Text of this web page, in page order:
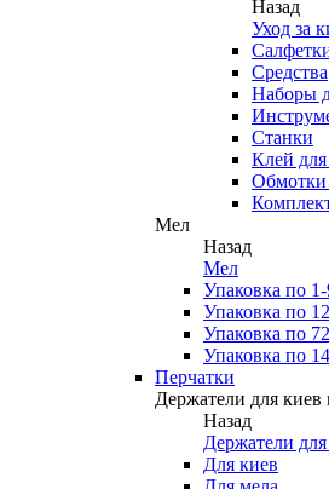
Назад
Уход за
Средства
Наборы
Станки
Клей для
Обмотки
Мел
Назад
Мел
Упаковка по
Упаковка по
Упаковка по
Упаковка по
Перчатки
Держатели для киев
Назад
Держатели
Для киев